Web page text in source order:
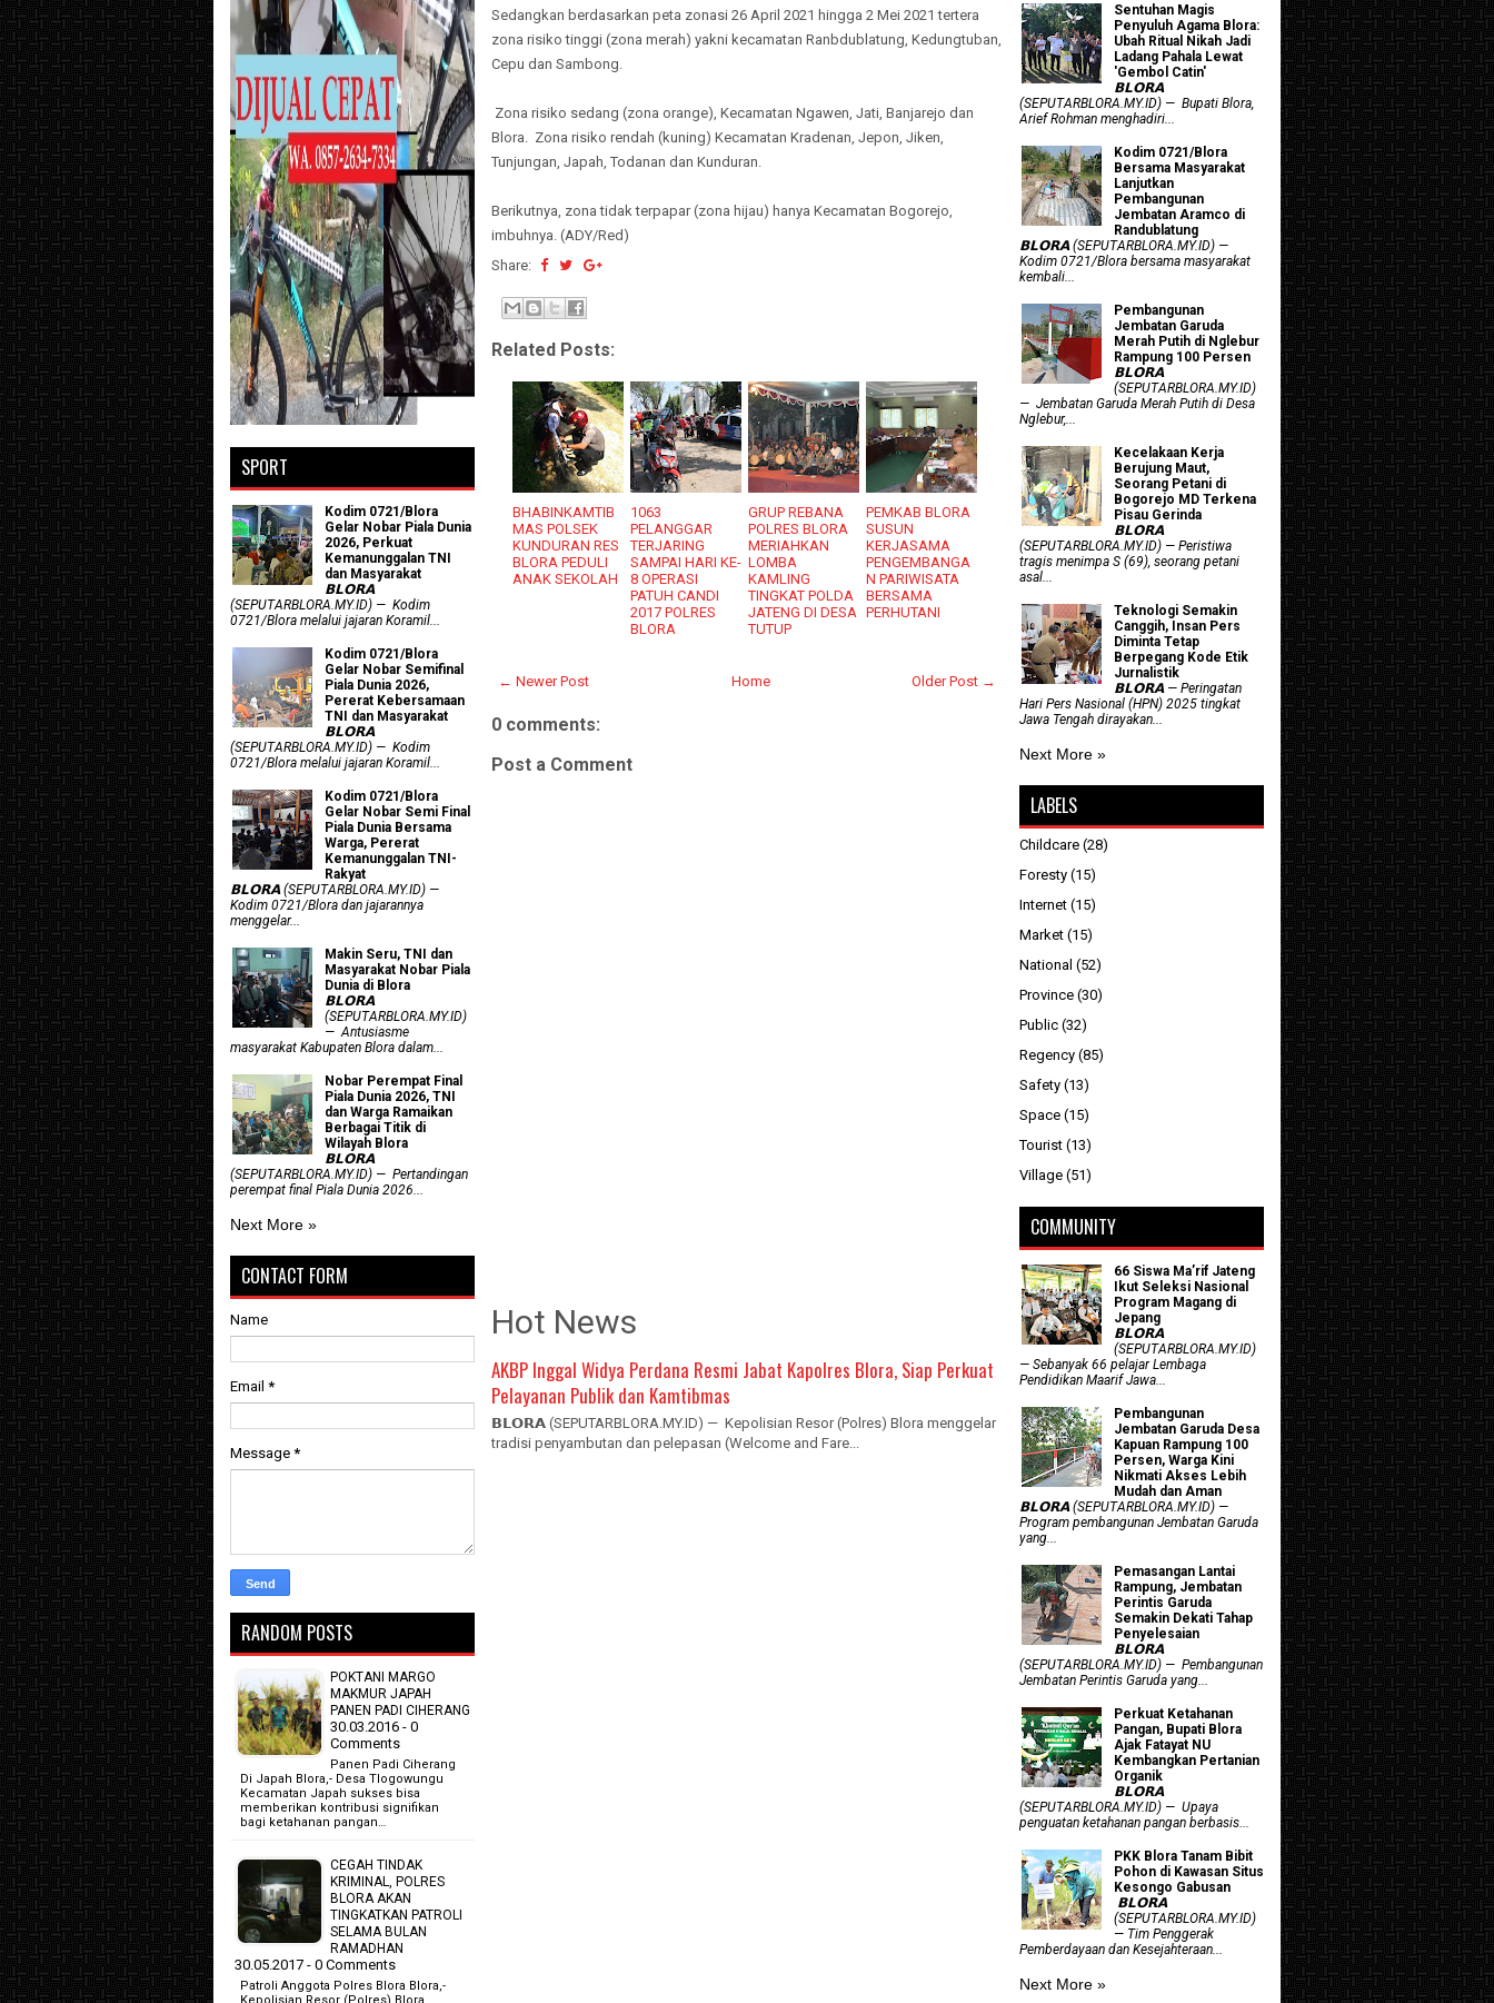
Sedangkan berdasarkan peta zonasi 26 April 2021 hingga 2 Mei 2021 tertera
zona risiko tinggi (zona merah) yakni kecamatan Ranbdublatung, Kedungtuban,
Cepu dan Sambong.
Zona risiko sedang (zona orange), Kecamatan Ngawen, Jati, Banjarejo dan
Blora. Zona risiko rendah (kuning) Kecamatan Kradenan, Jepon, Jiken,
Tunjungan, Japah, Todanan dan Kunduran.
Berikutnya, zona tidak terpapar (zona hijau) hanya Kecamatan Bogorejo,
imbuhnya. (ADY/Red)
Share:
Related Posts:
BHABINKAMTIB
MAS POLSEK
KUNDURAN RES
BLORA PEDULI
ANAK SEKOLAH
1063
PELANGGAR
TERJARING
SAMPAI HARI KE-
8 OPERASI
PATUH CANDI
2017 POLRES
BLORA
GRUP REBANA
POLRES BLORA
MERIAHKAN
LOMBA
KAMLING
TINGKAT POLDA
JATENG DI DESA
TUTUP
PEMKAB BLORA
SUSUN
KERJASAMA
PENGEMBANGA
N PARIWISATA
BERSAMA
PERHUTANI
← Newer Post Older Post →
Home
0 comments:
Post a Comment
Hot News
AKBP Inggal Widya Perdana Resmi Jabat Kapolres Blora, Siap Perkuat
Pelayanan Publik dan Kamtibmas
𝗕𝗟𝗢𝗥𝗔 (SEPUTARBLORA.MY.ID) — Kepolisian Resor (Polres) Blora menggelar
tradisi penyambutan dan pelepasan (Welcome and Fare...
SPORT
Kodim 0721/Blora
Gelar Nobar Piala Dunia
2026, Perkuat
Kemanunggalan TNI
dan Masyarakat
𝗕𝗟𝗢𝗥𝗔
(SEPUTARBLORA.MY.ID) — Kodim
0721/Blora melalui jajaran Koramil...
Kodim 0721/Blora
Gelar Nobar Semifinal
Piala Dunia 2026,
Pererat Kebersamaan
TNI dan Masyarakat
𝗕𝗟𝗢𝗥𝗔
(SEPUTARBLORA.MY.ID) — Kodim
0721/Blora melalui jajaran Koramil...
Kodim 0721/Blora
Gelar Nobar Semi Final
Piala Dunia Bersama
Warga, Pererat
Kemanunggalan TNI-
Rakyat
𝗕𝗟𝗢𝗥𝗔 (SEPUTARBLORA.MY.ID) —
Kodim 0721/Blora dan jajarannya
menggelar...
Makin Seru, TNI dan
Masyarakat Nobar Piala
Dunia di Blora
𝗕𝗟𝗢𝗥𝗔
(SEPUTARBLORA.MY.ID)
— Antusiasme
masyarakat Kabupaten Blora dalam...
Nobar Perempat Final
Piala Dunia 2026, TNI
dan Warga Ramaikan
Berbagai Titik di
Wilayah Blora
𝗕𝗟𝗢𝗥𝗔
(SEPUTARBLORA.MY.ID) — Pertandingan
perempat final Piala Dunia 2026...
Next More »
CONTACT FORM
Name
Email *
Message *
RANDOM POSTS
POKTANI MARGO
MAKMUR JAPAH
PANEN PADI CIHERANG
30.03.2016 - 0
Comments
Panen Padi Ciherang
Di Japah Blora,- Desa Tlogowungu
Kecamatan Japah sukses bisa
memberikan kontribusi signifikan
bagi ketahanan pangan…
CEGAH TINDAK
KRIMINAL, POLRES
BLORA AKAN
TINGKATKAN PATROLI
SELAMA BULAN
RAMADHAN
30.05.2017 - 0 Comments
Patroli Anggota Polres Blora Blora,-
Sentuhan Magis
Penyuluh Agama Blora:
Ubah Ritual Nikah Jadi
Ladang Pahala Lewat
'Gembol Catin'
𝗕𝗟𝗢𝗥𝗔
(SEPUTARBLORA.MY.ID) — Bupati Blora,
Arief Rohman menghadiri...
Kodim 0721/Blora
Bersama Masyarakat
Lanjutkan
Pembangunan
Jembatan Aramco di
Randublatung
𝗕𝗟𝗢𝗥𝗔 (SEPUTARBLORA.MY.ID) —
Kodim 0721/Blora bersama masyarakat
kembali...
Pembangunan
Jembatan Garuda
Merah Putih di Nglebur
Rampung 100 Persen
𝗕𝗟𝗢𝗥𝗔
(SEPUTARBLORA.MY.ID)
— Jembatan Garuda Merah Putih di Desa
Nglebur,...
Kecelakaan Kerja
Berujung Maut,
Seorang Petani di
Bogorejo MD Terkena
Pisau Gerinda
𝗕𝗟𝗢𝗥𝗔
(SEPUTARBLORA.MY.ID) — Peristiwa
tragis menimpa S (69), seorang petani
asal...
Teknologi Semakin
Canggih, Insan Pers
Diminta Tetap
Berpegang Kode Etik
Jurnalistik
𝗕𝗟𝗢𝗥𝗔 — Peringatan
Hari Pers Nasional (HPN) 2025 tingkat
Jawa Tengah dirayakan...
Next More »
LABELS
Childcare (28)
Foresty (15)
Internet (15)
Market (15)
National (52)
Province (30)
Public (32)
Regency (85)
Safety (13)
Space (15)
Tourist (13)
Village (51)
COMMUNITY
66 Siswa Ma’rif Jateng
Ikut Seleksi Nasional
Program Magang di
Jepang
𝗕𝗟𝗢𝗥𝗔
(SEPUTARBLORA.MY.ID)
— Sebanyak 66 pelajar Lembaga
Pendidikan Maarif Jawa...
Pembangunan
Jembatan Garuda Desa
Kapuan Rampung 100
Persen, Warga Kini
Nikmati Akses Lebih
Mudah dan Aman
𝗕𝗟𝗢𝗥𝗔 (SEPUTARBLORA.MY.ID) —
Program pembangunan Jembatan Garuda
yang...
Pemasangan Lantai
Rampung, Jembatan
Perintis Garuda
Semakin Dekati Tahap
Penyelesaian
𝗕𝗟𝗢𝗥𝗔
(SEPUTARBLORA.MY.ID) — Pembangunan
Jembatan Perintis Garuda yang...
​Perkuat Ketahanan
Pangan, Bupati Blora
Ajak Fatayat NU
Kembangkan Pertanian
Organik
𝗕𝗟𝗢𝗥𝗔
(SEPUTARBLORA.MY.ID) — Upaya
penguatan ketahanan pangan berbasis...
PKK Blora Tanam Bibit
Pohon di Kawasan Situs
Kesongo Gabusan
‎ 𝗕𝗟𝗢𝗥𝗔
(SEPUTARBLORA.MY.ID)
— Tim Penggerak
Pemberdayaan dan Kesejahteraan...
Next More »